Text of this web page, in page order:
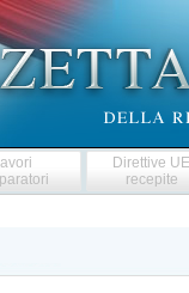
Direttive
recepite